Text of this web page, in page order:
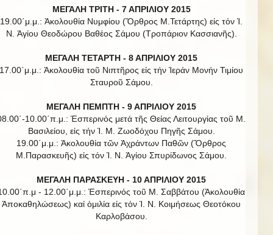
ΜΕΓΑΛΗ ΤΡΙΤΗ - 7 ΑΠΡΙΛΙΟΥ 2015
19.00΄μ.μ.: Ἀκολουθία Νυμφίου (Ὄρθρος Μ.Τετάρτης) εἰς τόν Ἱ.
Ν. Ἁγίου Θεοδώρου Βαθέος Σάμου (Τροπάριον Κασσιανῆς).
ΜΕΓΑΛΗ ΤΕΤΑΡΤΗ - 8 ΑΠΡΙΛΙΟΥ 2015
17.00΄μ.μ.: Ἀκολουθία τοῦ Νιπτῆρος εἰς τήν Ἱεράν Μονήν Τιμίου
Σταυροῦ Σάμου.
ΜΕΓΑΛΗ ΠΕΜΠΤΗ - 9 ΑΠΡΙΛΙΟΥ 2015
10.00΄π.μ.: Ἑσπερινός μετά τῆς Θείας Λειτουργίας τοῦ Μ.
Βασιλείου, εἰς τήν Ἱ. Μ. Ζωοδόχου Πηγῆς Σάμου.
19.00΄μ.μ.: Ἀκολουθία τῶν Ἀχράντων Παθῶν (Ὄρθρος
Μ.Παρασκευῆς) εἰς τόν Ἱ. Ν. Ἁγίου Σπυρίδωνος Σάμου.
ΜΕΓΑΛΗ ΠΑΡΑΣΚΕΥΗ - 10 ΑΠΡΙΛΙΟΥ 2015
- 12.00΄μ.μ.: Ἑσπερινός τοῦ Μ. Σαββάτου (Ἀκολουθία
Ἀποκαθηλώσεως) καί ὁμιλία εἰς τόν Ἱ. Ν. Κοιμήσεως Θεοτόκου
Καρλοβάσου.